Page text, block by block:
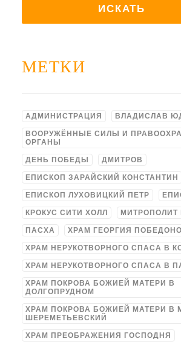
МЕТКИ
АДМИНИСТРАЦИЯ ВЛАДИСЛАВ
ВООРУЖЁННЫЕ СИЛЫ И
ОРГАНЫ
ДЕНЬ ПОБЕДЫ ДМИТРОВ
ЕПИСКОП ЗАРАЙСКИЙ КОНСТАНТИН
ЕПИСКОП ЛУХОВИЦКИЙ ПЕТР
КРОКУС СИТИ ХОЛЛ
ПАСХА ХРАМ ГЕОРГИЯ
ХРАМ НЕРУКОТВОРНОГО СПАСА В
ХРАМ НЕРУКОТВОРНОГО СПАСА В
ХРАМ ПОКРОВА БОЖИЕЙ МАТЕРИ В
ДОЛГОПРУДНОМ
ХРАМ ПОКРОВА БОЖИЕЙ МАТЕРИ В
ШЕРЕМЕТЬЕВСКИЙ
ХРАМ ПРЕОБРАЖЕНИЯ ГОСПОДНЯ